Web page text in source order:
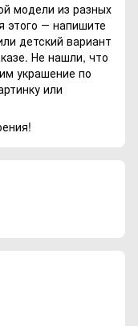
модели из разных
этого ― напишите
детский вариант
Не нашли, что
украшение по
или